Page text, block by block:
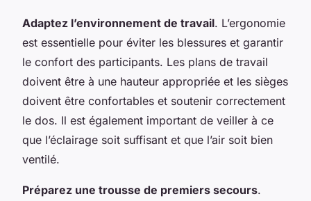
Adaptez l’environnement de travail. L’ergonomie
est essentielle pour éviter les blessures et garantir
le confort des participants. Les plans de travail
doivent être à une hauteur appropriée et les sièges
doivent être confortables et soutenir correctement
le dos. Il est également important de veiller à ce
que l’éclairage soit suffisant et que l’air soit bien
ventilé.
Préparez une trousse de premiers secours.